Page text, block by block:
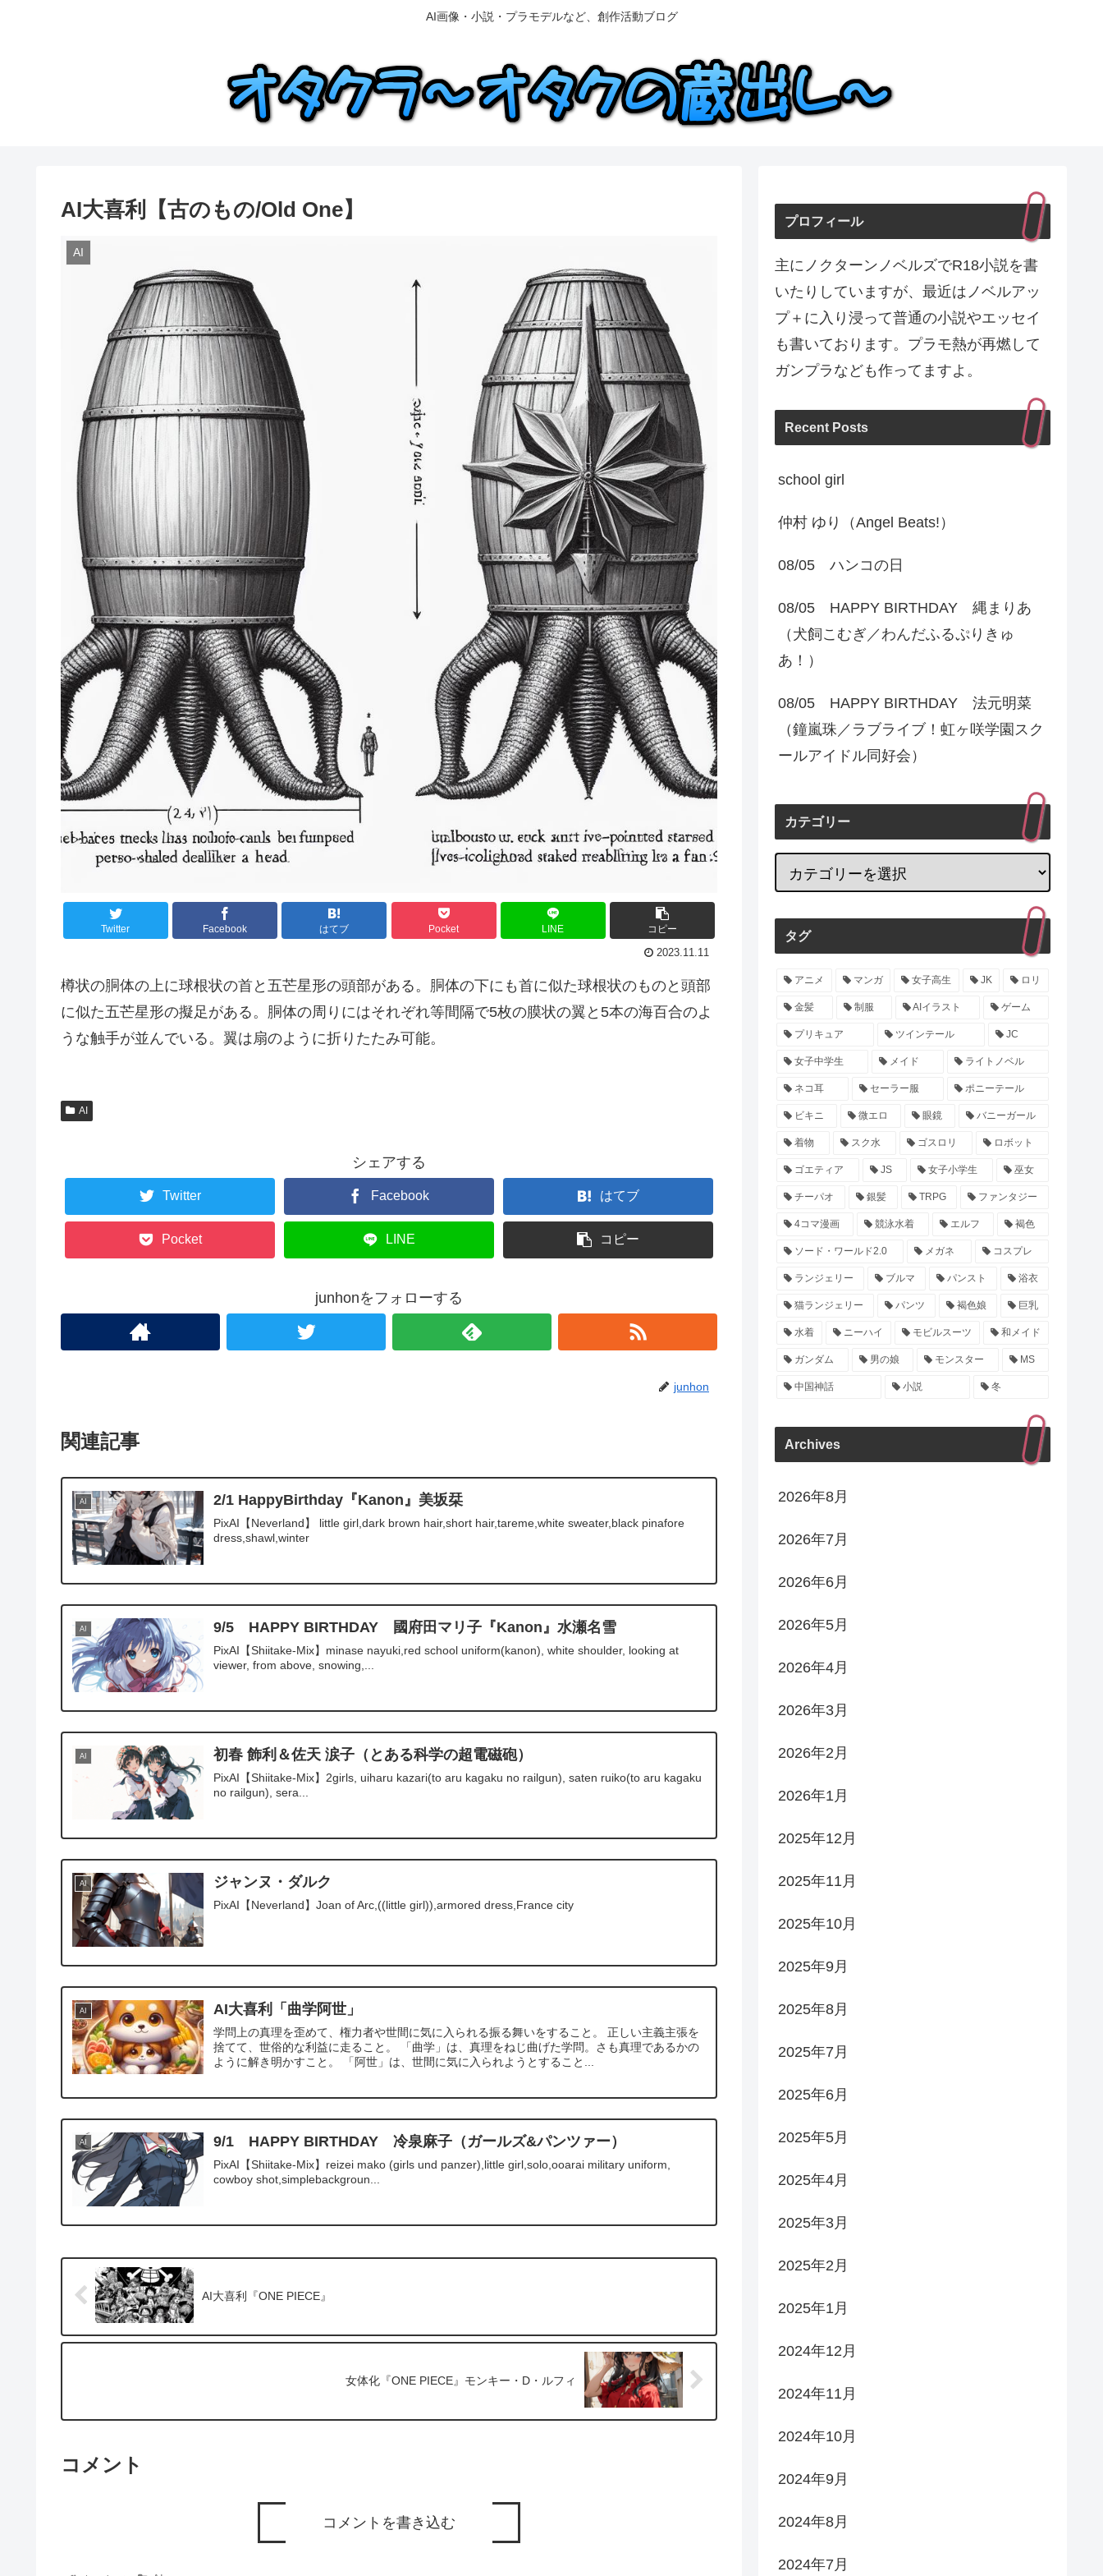
AI画像・小説・プラモデルなど、創作活動ブログ
AI大喜利【古のもの/Old One】
AI
Twitter Facebook はてブ Pocket LINE コピー
2023.11.11
樽状の胴体の上に球根状の首と五芒星形の頭部がある。胴体の下にも首に似た球根状のものと頭部
に似た五芒星形の擬足がある。胴体の周りにはそれぞれ等間隔で5枚の膜状の翼と5本の海百合のよ
うな触手が並んでいる。翼は扇のように折りたたみ可能。
AI
シェアする
Twitter Facebook はてブ
Pocket LINE コピー
junhonをフォローする
junhon
関連記事
AI 2/1 HappyBirthday『Kanon』美坂栞
PixAI【Neverland】 little girl,dark brown hair,short hair,tareme,white sweater,black pinafore
dress,shawl,winter
AI 9/5 HAPPY BIRTHDAY 國府田マリ子『Kanon』水瀬名雪
PixAI【Shiitake-Mix】minase nayuki,red school uniform(kanon), white shoulder, looking at
viewer, from above, snowing,...
AI 初春 飾利＆佐天 涙子（とある科学の超電磁砲）
PixAI【Shiitake-Mix】2girls, uiharu kazari(to aru kagaku no railgun), saten ruiko(to aru kagaku
no railgun), sera...
AI ジャンヌ・ダルク
PixAI【Neverland】Joan of Arc,((little girl)),armored dress,France city
AI AI大喜利「曲学阿世」
学問上の真理を歪めて、権力者や世間に気に入られる振る舞いをすること。 正しい主義主張を
捨てて、世俗的な利益に走ること。 「曲学」は、真理をねじ曲げた学問。さも真理であるかの
ように解き明かすこと。 「阿世」は、世間に気に入られようとすること...
AI 9/1 HAPPY BIRTHDAY 冷泉麻子（ガールズ&パンツァー）
PixAI【Shiitake-Mix】reizei mako (girls und panzer),little girl,solo,ooarai military uniform,
cowboy shot,simplebackgroun...
AI大喜利『ONE PIECE』
女体化『ONE PIECE』モンキー・D・ルフィ
コメント
コメントを書き込む
プロフィール
主にノクターンノベルズでR18小説を書
いたりしていますが、最近はノベルアッ
プ＋に入り浸って普通の小説やエッセイ
も書いております。プラモ熱が再燃して
ガンプラなども作ってますよ。
Recent Posts
school girl
仲村 ゆり（Angel Beats!）
08/05 ハンコの日
08/05 HAPPY BIRTHDAY 縄まりあ
（犬飼こむぎ／わんだふるぷりきゅ
あ！）
08/05 HAPPY BIRTHDAY 法元明菜
（鐘嵐珠／ラブライブ！虹ヶ咲学園スク
ールアイドル同好会）
カテゴリー
タグ
アニメ マンガ 女子高生 JK ロリ
金髪 制服 AIイラスト ゲーム
プリキュア ツインテール JC
女子中学生 メイド ライトノベル
ネコ耳 セーラー服 ポニーテール
ビキニ 微エロ 眼鏡 バニーガール
着物 スク水 ゴスロリ ロボット
ゴエティア JS 女子小学生 巫女
チーパオ 銀髪 TRPG ファンタジー
4コマ漫画 競泳水着 エルフ 褐色
ソード・ワールド2.0 メガネ コスプレ
ランジェリー ブルマ パンスト 浴衣
猫ランジェリー パンツ 褐色娘 巨乳
水着 ニーハイ モビルスーツ 和メイド
ガンダム 男の娘 モンスター MS
中国神話 小説 冬
Archives
2026年8月
2026年7月
2026年6月
2026年5月
2026年4月
2026年3月
2026年2月
2026年1月
2025年12月
2025年11月
2025年10月
2025年9月
2025年8月
2025年7月
2025年6月
2025年5月
2025年4月
2025年3月
2025年2月
2025年1月
2024年12月
2024年11月
2024年10月
2024年9月
2024年8月
2024年7月